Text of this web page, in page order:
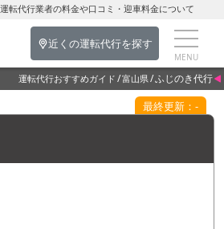
転代行業者の料金や口コミ・迎車料金について
近くの運転代行を探す
運転代行おすすめガイド 富山県 ふじのき代行
最終更新：-